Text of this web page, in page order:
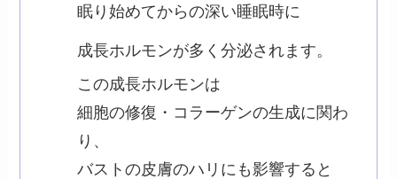
眠り始めてからの深い睡眠時に
成長ホルモンが多く分泌されます。
この成長ホルモンは
細胞の修復・コラーゲンの生成に関わ
り、
バストの皮膚のハリにも影響すると